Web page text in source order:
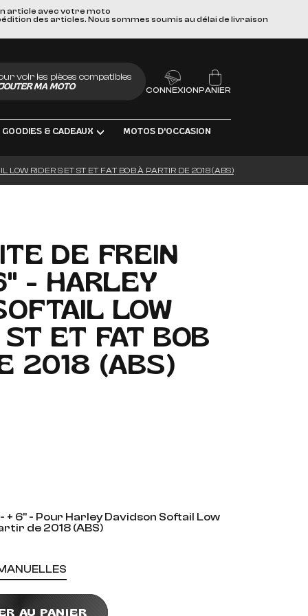
article avec votre moto
des articles. Nous sommes soumis au délai de livraison
voir les pièces compatibles
MA MOTO
CONNEXIONPANIER
GOODIES & CADEAUX MOTOS D'OCCASION
LOW RIDER S ET ST ET FAT BOB À PARTIR DE 2018 (ABS)
DE FREIN
- HARLEY
LOW
ET FAT BOB
2018 (ABS)
6" - Pour Harley Davidson Softail Low
de 2018 (ABS)
AU PANIER